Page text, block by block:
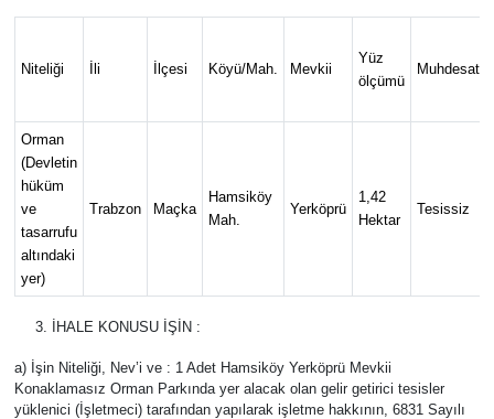
Niteliği İli İlçesi Köyü/Mah. Mevkii
Yüz
ölçümü
Muhdesatı
Orman
(Devletin
hüküm
ve
tasarrufu
altındaki
yer)
Trabzon Maçka
Hamsiköy
Mah.
Yerköprü
1,42
Hektar
Tesissiz
İHALE KONUSU İŞİN :
a) İşin Niteliği, Nev’i ve : 1 Adet Hamsiköy Yerköprü Mevkii
Konaklamasız Orman Parkında yer alacak olan gelir getirici tesisler
yüklenici (İşletmeci) tarafından yapılarak işletme hakkının, 6831 Sayılı
Karikatür Galeri
BIK
ASTROLOJİ
Spor Yazıları
Mektup Galeri